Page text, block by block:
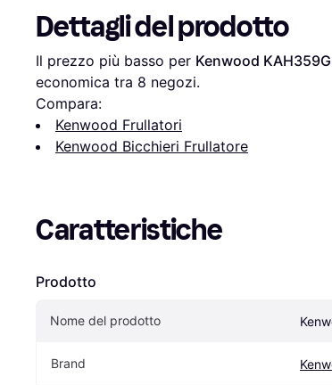
Dettagli del prodotto
Il prezzo più basso per Kenwood
economica tra 8 negozi.
Compara:
Kenwood Frullatori
Kenwood Bicchieri Frullatore
Caratteristiche
Prodotto
Nome del prodotto
Brand